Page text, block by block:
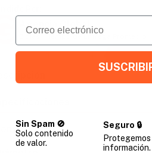
Agencia Global
Longitud
Email
Sin Spam 🚫
Solo contenido
de valor.
Seguro 🔒
información.